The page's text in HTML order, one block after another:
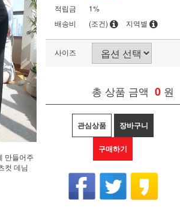
만들어주
컷 데님
적립금
1%
배송비
(조건) 지역별
사이즈
총 상품 금액 0 원
관심상품 장바구니
구매하기